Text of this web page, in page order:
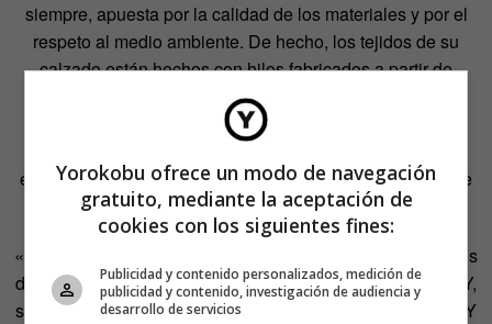
siempre, apuesta por la calidad de los materiales y por el
respeto al medio ambiente. De hecho, los tejidos de su
calzado están hechos con hilos fabricados a partir de
botellas de plástico de agua mineral recicladas que
compran a una empresa coreana porque, se lamenta el
estas cosas. También el caucho que utilizan se obtiene de
manera natural, sangrando los árboles.
«Nosotros somos una empresa un poco peculiar. No somos
de grandes producciones, somos una empresa pequeña. Y,
sobre todo, somos unos enamorados de lo que hacemos. Y
Yorokobu ofrece un modo de navegación
gratuito, mediante la aceptación de
cookies con los siguientes fines:
Publicidad y contenido personalizados, medición de
publicidad y contenido, investigación de audiencia y
desarrollo de servicios